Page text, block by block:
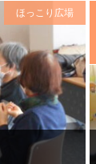
ほっこり広場